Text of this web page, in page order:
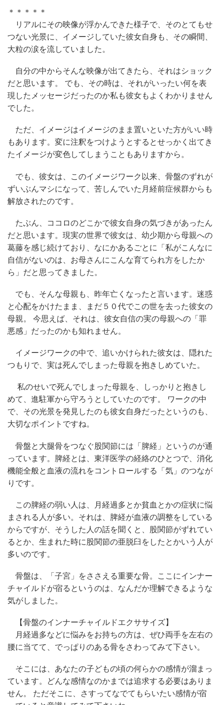
＊＊＊＊＊
リアルにその映像が浮かんできた様子で、そのとてもせ
つない光景に、イメージしていた彼女自身も、その瞬間、
大粒の涙を流していました。
自分の中からそんな映像が出てきたら、それはショック
だと思います。 でも、その時は、それがいったい何を表
現したメッセージだったのか私も彼女もよくわかりません
でした。
ただ、イメージはイメージのまま置いといた方がいい時
もあります。変に注釈をつけようとするとせっかく出てき
たイメージが変色してしまうこともありますから。
でも、彼女は、このイメージワーク以来、骨盤のずれが
ずいぶんマシになって、苦しんでいた月経前症候群からも
解放されたのです。
たぶん、ココロのどこかで彼女自身の気づきがあったん
だと思います。現実の世界で彼女は、幼少期から母親への
葛藤を感じ続けており、なにかあるごとに「私がこんなに
自信がないのは、お母さんにこんな育てられ方をしたか
ら」だと思ってきました。
でも、そんな母親も、昨年亡くなったと言います。迷惑
と心配をかけたまま、まだ５０代でこの世を去った彼女の
母親。 今思えば、それは、彼女自信の実の母親への「罪
悪感」だったのかも知れません。
イメージワークの中で、追いかけられた彼女は、隠れた
つもりで、実は死んでしまった母親を抱きしめていた。
私のせいで死んでしまった母親を、しっかりと抱きし
めて、進駐軍から守ろうとしていたのです。 ワークの中
で、その光景を発見したのも彼女自身だったというのも、
大切なポイントですね。
骨盤と大腿骨をつなぐ股関節には「脾経」というのが通
っています。脾経とは、東洋医学の経絡のひとつで、消化
機能全般と血液の流れをコントロールする「気」のつなが
りです。
この脾経の弱い人は、月経過多とか貧血とかの症状に悩
まされる人が多い。それは、脾経が血液の調整をしている
からですが、そうした人の話を聞くと、股関節がずれてい
るとか、生まれた時に股関節の亜脱臼をしたとかいう人が
多いのです。
骨盤は、「子宮」をささえる重要な骨。ここにインナー
チャイルドが宿るというのは、なんだか理解できるような
気がしました。
【骨盤のインナーチャイルドエクササイズ】
月経過多などに悩みをお持ちの方は、ぜひ両手を左右の
腰に当てて、でっぱりのある骨をさわってみて下さい。
そこには、あなたの子どもの頃の何らかの感情が溜まっ
ています。どんな感情なのかまでは追求する必要はありま
せん。 ただそこに、さすってなでてもらいたい感情が宿